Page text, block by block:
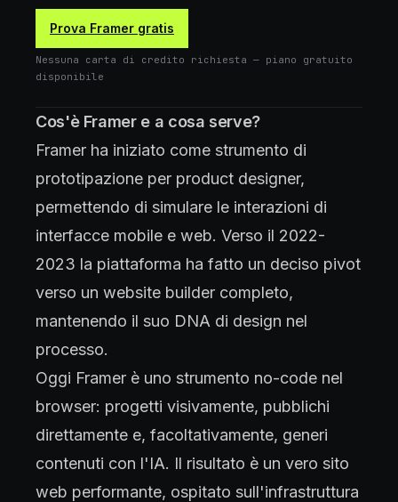
Prova Framer gratis
Nessuna carta di credito richiesta — piano gratuito
disponibile
Cos'è Framer e a cosa serve?
Framer ha iniziato come strumento di
prototipazione per product designer,
permettendo di simulare le interazioni di
interfacce mobile e web. Verso il 2022-
2023 la piattaforma ha fatto un deciso pivot
verso un website builder completo,
mantenendo il suo DNA di design nel
processo.
Oggi Framer è uno strumento no-code nel
browser: progetti visivamente, pubblichi
direttamente e, facoltativamente, generi
contenuti con l'IA. Il risultato è un vero sito
web performante, ospitato sull'infrastruttura